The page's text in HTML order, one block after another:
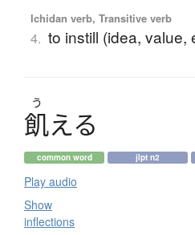
Ichidan verb, Transitive verb
4. to instill (idea, value,
う
飢える
common word jlpt n2
Play audio
Show
inflections